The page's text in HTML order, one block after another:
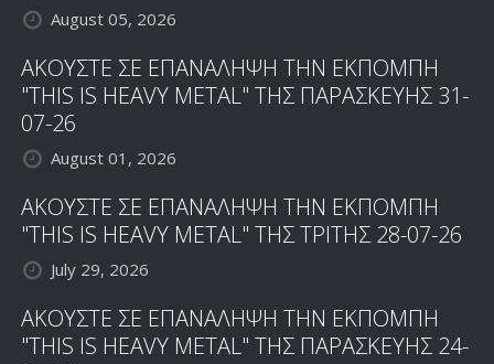
August 05, 2026
ΑΚΟΥΣΤΕ ΣΕ ΕΠΑΝΑΛΗΨΗ ΤΗΝ ΕΚΠΟΜΠΗ
"THIS IS HEAVY METAL" ΤΗΣ ΠΑΡΑΣΚΕΥΗΣ 31-
07-26
August 01, 2026
ΑΚΟΥΣΤΕ ΣΕ ΕΠΑΝΑΛΗΨΗ ΤΗΝ ΕΚΠΟΜΠΗ
"THIS IS HEAVY METAL" ΤΗΣ ΤΡΙΤΗΣ 28-07-26
July 29, 2026
ΑΚΟΥΣΤΕ ΣΕ ΕΠΑΝΑΛΗΨΗ ΤΗΝ ΕΚΠΟΜΠΗ
"THIS IS HEAVY METAL" ΤΗΣ ΠΑΡΑΣΚΕΥΗΣ 24-